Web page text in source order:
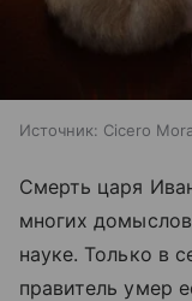
Источник: Cicero
Смерть царя
многих
науке. Только в
правитель умер